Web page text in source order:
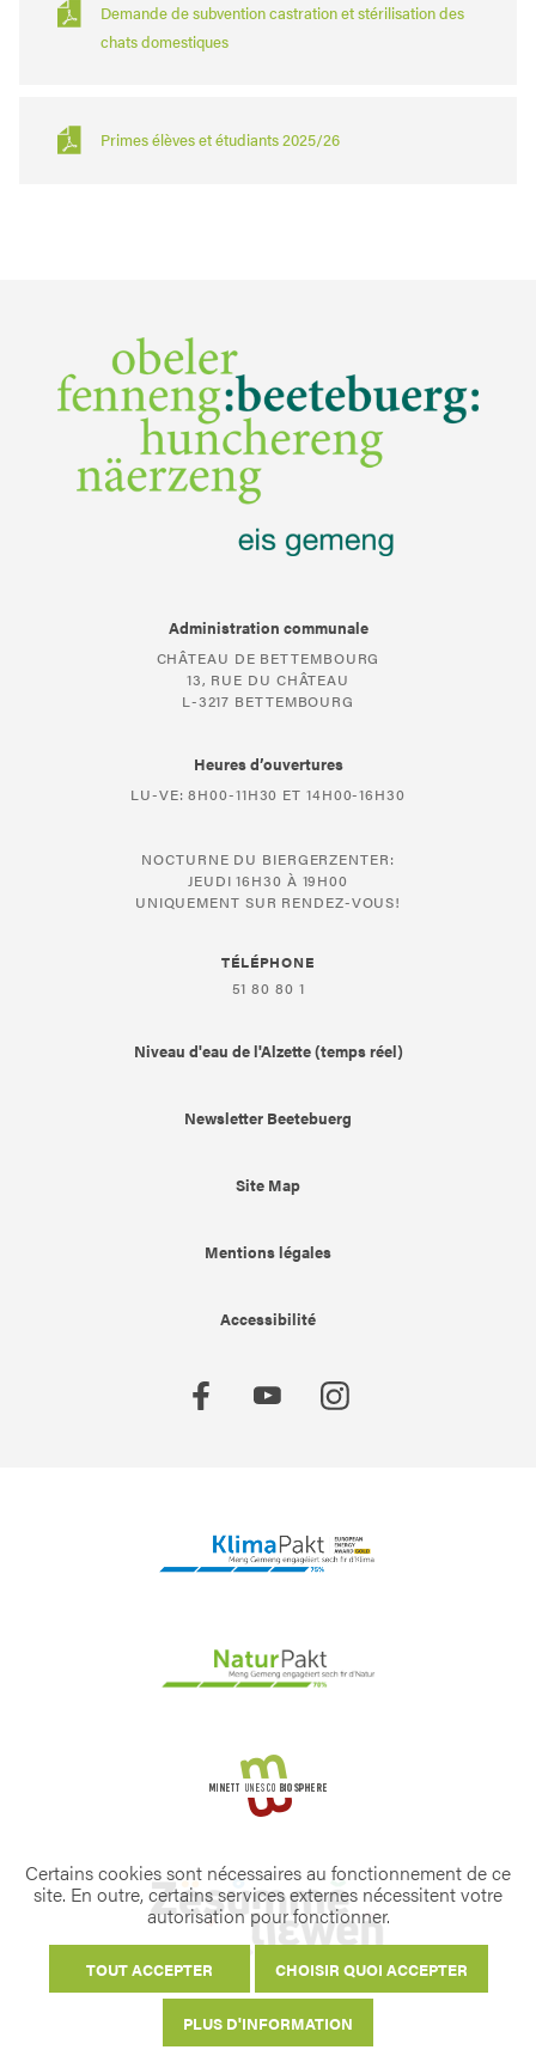
Demande de subvention castration et stérilisation des
chats domestiques
Primes élèves et étudiants 2025/26
Administration communale
CHÂTEAU DE BETTEMBOURG
13, RUE DU CHÂTEAU
L-3217 BETTEMBOURG
Heures d’ouvertures
LU-VE: 8H00-11H30 ET 14H00-16H30
NOCTURNE DU BIERGERZENTER:
JEUDI 16H30 À 19H00
UNIQUEMENT SUR RENDEZ-VOUS!
TÉLÉPHONE
51 80 80 1
Niveau d'eau de l'Alzette (temps réel)
Newsletter Beetebuerg
Site Map
Mentions légales
Accessibilité
Certains cookies sont nécessaires au fonctionnement de ce
site. En outre, certains services externes nécessitent votre
autorisation pour fonctionner.
TOUT ACCEPTER CHOISIR QUOI ACCEPTER
PLUS D'INFORMATION